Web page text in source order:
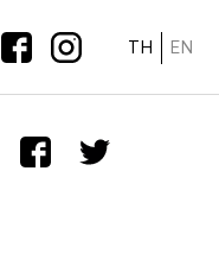
TH EN